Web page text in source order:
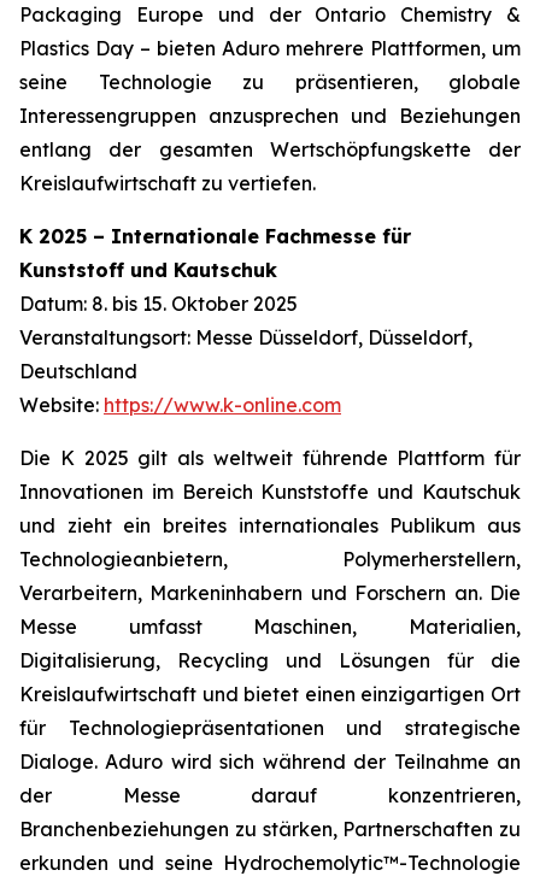
Packaging Europe und der Ontario Chemistry &
Plastics Day – bieten Aduro mehrere Plattformen, um
seine Technologie zu präsentieren, globale
Interessengruppen anzusprechen und Beziehungen
entlang der gesamten Wertschöpfungskette der
Kreislaufwirtschaft zu vertiefen.
K 2025 – Internationale Fachmesse für
Kunststoff und Kautschuk
Datum: 8. bis 15. Oktober 2025
Veranstaltungsort: Messe Düsseldorf, Düsseldorf,
Deutschland
Website: https://www.k-online.com
Die K 2025 gilt als weltweit führende Plattform für
Innovationen im Bereich Kunststoffe und Kautschuk
und zieht ein breites internationales Publikum aus
Technologieanbietern, Polymerherstellern,
Verarbeitern, Markeninhabern und Forschern an. Die
Messe umfasst Maschinen, Materialien,
Digitalisierung, Recycling und Lösungen für die
Kreislaufwirtschaft und bietet einen einzigartigen Ort
für Technologiepräsentationen und strategische
Dialoge. Aduro wird sich während der Teilnahme an
der Messe darauf konzentrieren,
Branchenbeziehungen zu stärken, Partnerschaften zu
erkunden und seine Hydrochemolytic™-Technologie